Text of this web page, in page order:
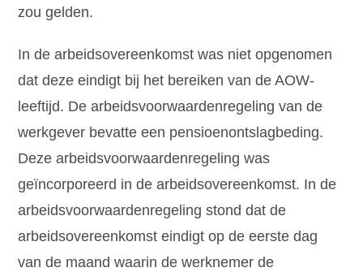
zou gelden.
In de arbeidsovereenkomst was niet opgenomen
dat deze eindigt bij het bereiken van de AOW-
leeftijd. De arbeidsvoorwaardenregeling van de
werkgever bevatte een pensioenontslagbeding.
Deze arbeidsvoorwaardenregeling was
geïncorporeerd in de arbeidsovereenkomst. In de
arbeidsvoorwaardenregeling stond dat de
arbeidsovereenkomst eindigt op de eerste dag
van de maand waarin de werknemer de